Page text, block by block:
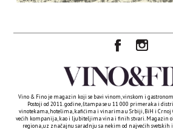
Vino & Fino je magazin koji se bavi vinom, vinskom i
Postoji od 2011. godine, štampa se u 11 000 primeraka i
vinotekama, hotelima, kafićima i vinarima u Srbiji, BiH i
većih kompanija, kao i ljubiteljima vina i finih stvari. Magazin
regiona, uz značajnu saradnju sa nekim od najvećih